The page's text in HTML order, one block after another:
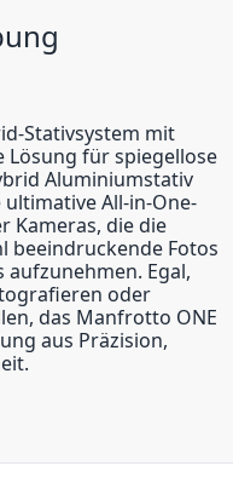
Stativsystem mit
Lösung für spiegellose
Aluminiumstativ
All-in-One-
Kameras, die die
beeindruckende Fotos
Egal,
oder
das Manfrotto ONE
aus Präzision,